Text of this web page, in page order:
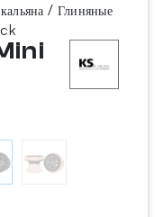
/ Глиняные